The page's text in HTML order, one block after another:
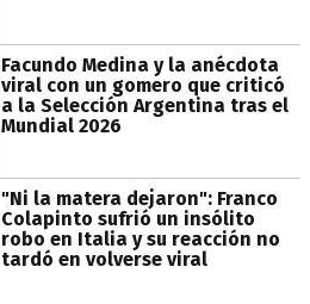
Facundo Medina y la anécdota
viral con un gomero que criticó
a la Selección Argentina tras el
Mundial 2026
"Ni la matera dejaron": Franco
Colapinto sufrió un insólito
robo en Italia y su reacción no
tardó en volverse viral